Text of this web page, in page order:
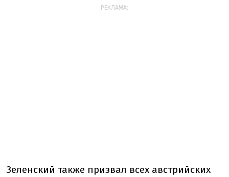
РЕКЛАМА:
Зеленский также призвал всех австрийских